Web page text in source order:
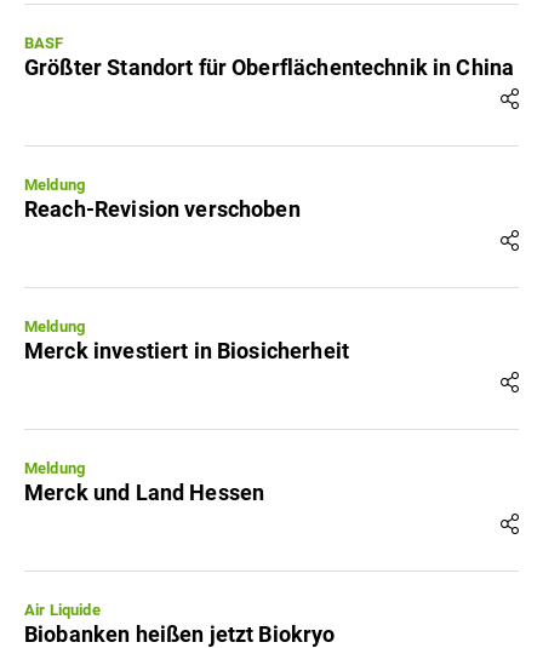
BASF
Größter Standort für Oberflächentechnik in China
Meldung
Reach-Revision verschoben
Meldung
Merck investiert in Biosicherheit
Meldung
Merck und Land Hessen
Air Liquide
Biobanken heißen jetzt Biokryo